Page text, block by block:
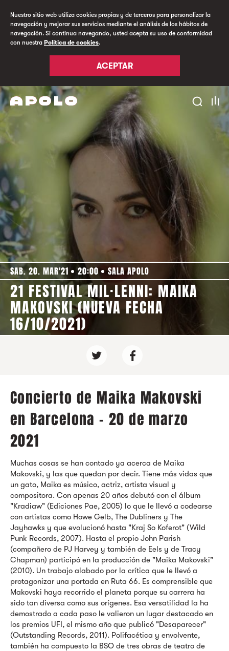
Nuestro sitio web utiliza cookies propias y de terceros para personalizar la
navegación y mejorar sus servicios mediante el análisis de los hábitos de
navegación. Si continua navegando, usted acepta su uso de conformidad
con nuestra Política de cookies.
ACEPTAR
SAB. 20. MAR'21 20:00 SALA APOLO
21 FESTIVAL MIL·LENNI: MAIKA
MAKOVSKI (NUEVA FECHA
16/10/2021)
Concierto de Maika Makovski
en Barcelona - 20 de marzo
2021
Muchas cosas se han contado ya acerca de Maika
Makovski, y las que quedan por decir. Tiene más vidas que
un gato, Maika es músico, actriz, artista visual y
compositora. Con apenas 20 años debutó con el álbum
"Kradiaw" (Ediciones Pae, 2005) lo que le llevó a codearse
con artistas como Howe Gelb, The Dubliners y The
Jayhawks y que evolucionó hasta "Kraj So Koferot" (Wild
Punk Records, 2007). Hasta el propio John Parish
(compañero de PJ Harvey y también de Eels y de Tracy
Chapman) participó en la producción de "Maika Makovski"
(2010). Un trabajo alabado por la crítica que le llevó a
protagonizar una portada en Ruta 66. Es comprensible que
Makovski haya recorrido el planeta porque su carrera ha
sido tan diversa como sus orígenes. Esa versatilidad la ha
demostrado a cada paso le valieron un lugar destacado en
los premios UFI, el mismo año que publicó "Desaparecer"
(Outstanding Records, 2011). Polifacética y envolvente,
también ha compuesto la BSO de tres obras de teatro de